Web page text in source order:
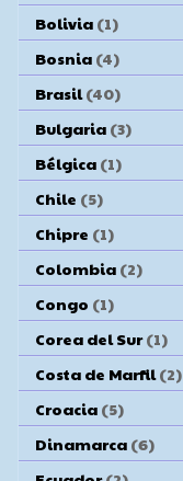
Bolivia (1)
Bosnia (4)
Brasil (40)
Bulgaria (3)
Bélgica (1)
Chile (5)
Chipre (1)
Colombia (2)
Congo (1)
Corea del Sur (1)
Costa de Marfil (2)
Croacia (5)
Dinamarca (6)